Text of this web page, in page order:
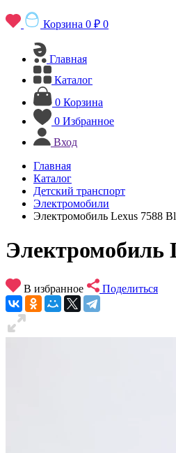
Корзина 0 ₽ 0
Главная
Каталог
0 Корзина
0 Избранное
Вход
Главная
Каталог
Детский транспорт
Электромобили
Электромобиль Lexus 7588
Электромобиль
В избранное Поделиться